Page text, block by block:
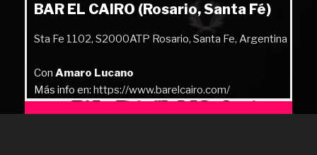
BAR EL CAIRO (Rosario, Santa Fé)
Sta Fe 1102, S2000ATP Rosario, Santa Fe, Argentina
Con Amaro Lucano
Más info en: https://www.barelcairo.com/